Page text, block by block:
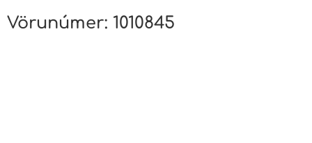
Vörunúmer: 1010845